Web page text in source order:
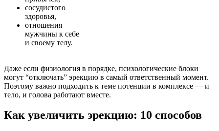
сосудистого
здоровья,
отношения
мужчины к себе
и своему телу.
Даже если физиология в порядке, психологические блоки
могут “отключать” эрекцию в самый ответственный момент.
Поэтому важно подходить к теме потенции в комплексе — и
тело, и голова работают вместе.
Как увеличить эрекцию: 10 способов